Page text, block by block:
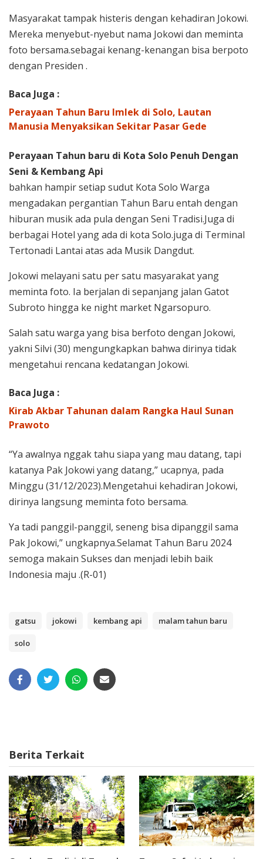
Masyarakat tampak histeris dengan kehadiran Jokowi.
Mereka menyebut-nyebut nama Jokowi dan meminta
foto bersama.sebagai kenang-kenangan bisa berpoto
dengan Presiden .
Baca Juga :
Perayaan Tahun Baru Imlek di Solo, Lautan
Manusia Menyaksikan Sekitar Pasar Gede
Perayaan Tahun baru di Kota Solo Penuh Dengan
Seni & Kembang Api
bahkan hampir setiap sudut Kota Solo Warga
mengadakan pergantian Tahun Baru entah dengan
hiburan musik ada pula dengan Seni Tradisi.Juga di
berbagai Hotel yang ada di kota Solo.juga di Terminal
Tertonadi Lantai atas ada Musik Dangdut.
Jokowi melayani satu per satu masyarakat yang
meminta foto. Ia berjalan di sepanjang jalan Gatot
Subroto hingga ke night market Ngarsopuro.
Salah satu warga yang bisa berfoto dengan Jokowi,
yakni Silvi (30) mengungkapkan bahwa dirinya tidak
mengetahui rencana kedatangan Jokowi.
Baca Juga :
Kirab Akbar Tahunan dalam Rangka Haul Sunan
Prawoto
“Ya awalnya nggak tahu siapa yang mau datang, tapi
katanya Pak Jokowi yang datang,” ucapnya, pada
Minggu (31/12/2023).Mengetahui kehadiran Jokowi,
dirinya langsung meminta foto bersama.
Ya tadi panggil-panggil, seneng bisa dipanggil sama
Pak Jokowi,” ungkapnya.Selamat Tahun Baru 2024
semoga makain Sukses dan menjadi lebih baik
Indonesia maju .(R-01)
gatsu jokowi kembang api malam tahun baru
solo
Berita Terkait